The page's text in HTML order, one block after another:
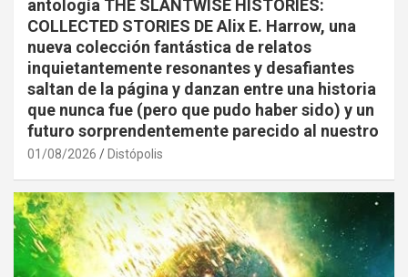
antología THE SLANTWISE HISTORIES:
COLLECTED STORIES DE Alix E. Harrow, una
nueva colección fantástica de relatos
inquietantemente resonantes y desafiantes
saltan de la página y danzan entre una historia
que nunca fue (pero que pudo haber sido) y un
futuro sorprendentemente parecido al nuestro
01/08/2026 Distópolis